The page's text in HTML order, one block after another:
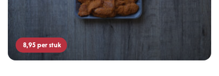
8,95per stuk